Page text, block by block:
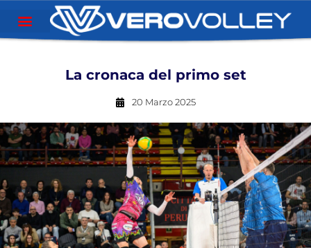
La cronaca del primo set
20 Marzo 2025